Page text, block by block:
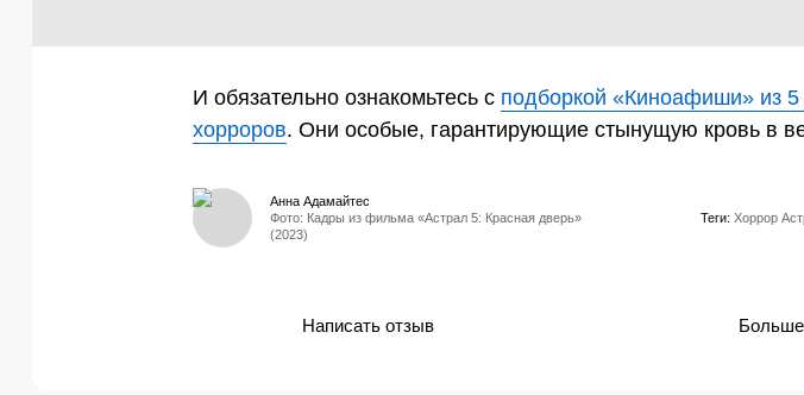
И обязательно ознакомьтесь с подборкой «Киноафиши» из 5
хорроров. Они особые, гарантирующие стынущую кровь в
Фото: Кадры из фильма «Астрал 5: Красная дверь»
(2023)
Анна Адамайтес
Теги: Хоррор
Больше
Написать отзыв